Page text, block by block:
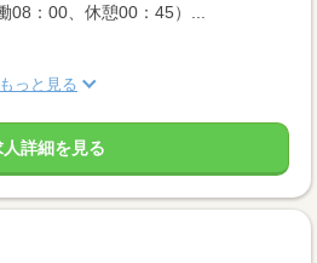
08：00、休憩00：45）...
もっと見る
人詳細を見る